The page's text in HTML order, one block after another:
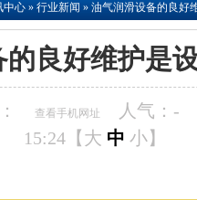
中心 » 行业新闻 » 油气润滑设备的良好
良好维护是
查看手机网址 人气： -
15:24【 大 中 小】